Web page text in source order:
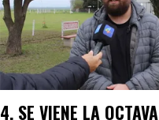
SE VIENE LA OCTAVA